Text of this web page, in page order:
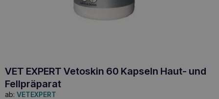
VET EXPERT Vetoskin 60 Kapseln Haut- und
Fellpräparat
ab: VETEXPERT